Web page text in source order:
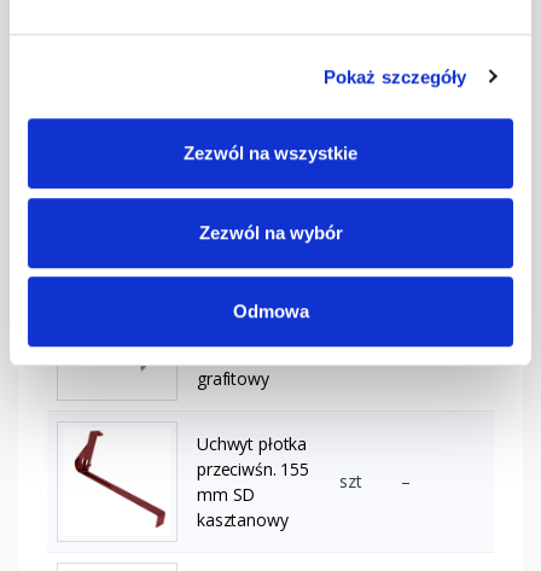
Pokaż szczegóły
Zezwól na wszystkie
Zezwól na wybór
Odmowa
Uchwyt płotka
Uchwyt płotka
przeciwśn. 155
czerwony
szt –
Uchwyt płotka
mm SD
grafitowy
Uchwyt płotka
przeciwśn. 155
mm SD
kasztanowy
szt –